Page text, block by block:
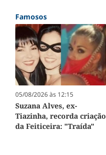
Famosos
05/08/2026 às 12:15
Suzana Alves, ex-
Tiazinha, recorda criação
da Feiticeira: "Traída"